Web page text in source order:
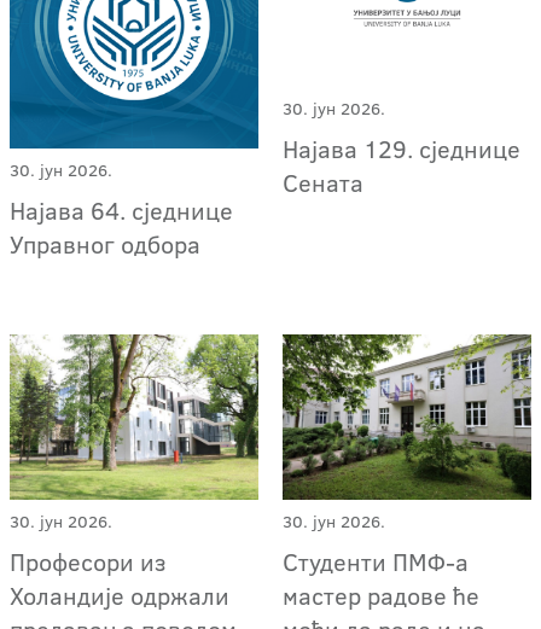
30. јун 2026.
Најава 64. сједнице
Управног одбора
30. јун 2026.
Најава 129. сједнице
Сената
30. јун 2026.
Професори из
Холандије одржали
30. јун 2026.
Студенти ПМФ-а
мастер радове ће